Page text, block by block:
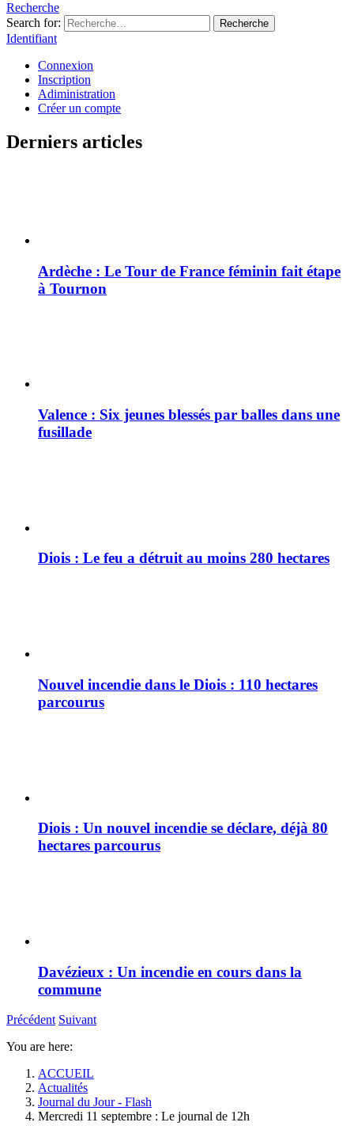
Recherche
Search for:
Recherche
Identifiant
Connexion
Inscription
Adiministration
Créer un compte
Derniers articles
Ardèche : Le Tour de France féminin fait étape
à Tournon
Valence : Six jeunes blessés par balles dans une
fusillade
Diois : Le feu a détruit au moins 280 hectares
Nouvel incendie dans le Diois : 110 hectares
parcourus
Diois : Un nouvel incendie se déclare, déjà 80
hectares parcourus
Davézieux : Un incendie en cours dans la
commune
Précédent Suivant
You are here:
ACCUEIL
Actualités
Journal du Jour - Flash
Mercredi 11 septembre : Le journal de 12h